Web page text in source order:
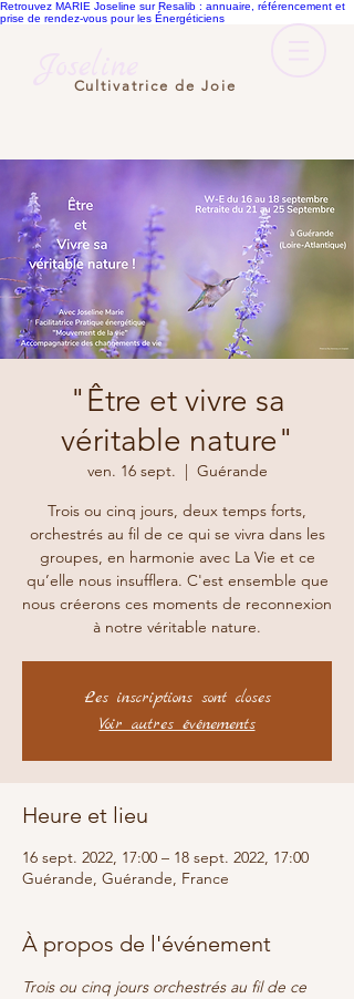
Retrouvez MARIE Joseline sur Resalib : annuaire, référencement et
prise de rendez-vous pour les Énergéticiens
Joseline
Cultivatrice de Joie
"Être et vivre sa
véritable nature"
ven. 16 sept.
  |
Guérande
Trois ou cinq jours, deux temps forts,
orchestrés au fil de ce qui se vivra dans les
groupes, en harmonie avec La Vie et ce
qu’elle nous insufflera. C'est ensemble que
nous créerons ces moments de reconnexion
à notre véritable nature.
Les inscriptions sont closes
Voir autres événements
Heure et lieu
16 sept. 2022, 17:00 – 18 sept. 2022, 17:00
Guérande, Guérande, France
À propos de l'événement
Trois ou cinq jours orchestrés au fil de ce